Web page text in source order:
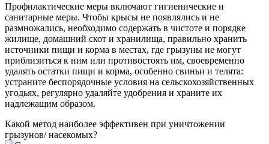
Профилактические меры включают гигиенические и
санитарные меры. Чтобы крысы не появлялись и не
размножались, необходимо содержать в чистоте и порядке
жилище, домашний скот и хранилища, правильно хранить
источники пищи и корма в местах, где грызуны не могут
приблизиться к ним или противостоять им, своевременно
удалять остатки пищи и корма, особенно свиньи и телята:
устраните беспорядочные условия на сельскохозяйственных
угодьях, регулярно удаляйте удобрения и храните их
надлежащим образом.
Какой метод наиболее эффективен при уничтожении
грызунов/ насекомых?